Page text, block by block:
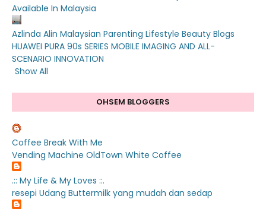
Available In Malaysia
Azlinda Alin Malaysian Parenting Lifestyle Beauty Blogs
HUAWEI PURA 90s SERIES MOBILE IMAGING AND ALL-
SCENARIO INNOVATION
Show All
OHSEM BLOGGERS
Coffee Break With Me
Vending Machine OldTown White Coffee
.:: My Life & My Loves ::.
resepi Udang Buttermilk yang mudah dan sedap